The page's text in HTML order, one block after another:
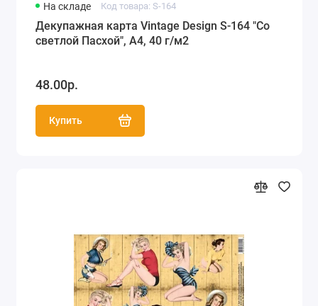
На складе Код товара: S-164
Декупажная карта Vintage Design S-164 "Со
светлой Пасхой", А4, 40 г/м2
48.00р.
Купить